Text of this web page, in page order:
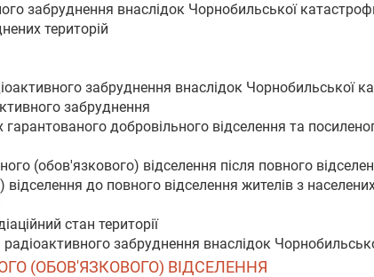
забруднення внаслідок Чорнобильської
територій
забруднення внаслідок Чорнобильської
забруднення
добровільного відселення та
(обов'язкового) відселення після повного
до повного відселення жителів з населених
стан території
забруднення внаслідок
(ОБОВ'ЯЗКОВОГО) ВІДСЕЛЕННЯ